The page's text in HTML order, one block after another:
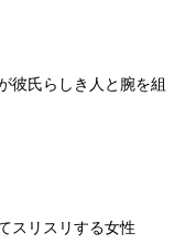
彼氏らしき人と腕を組
スリスリする女性